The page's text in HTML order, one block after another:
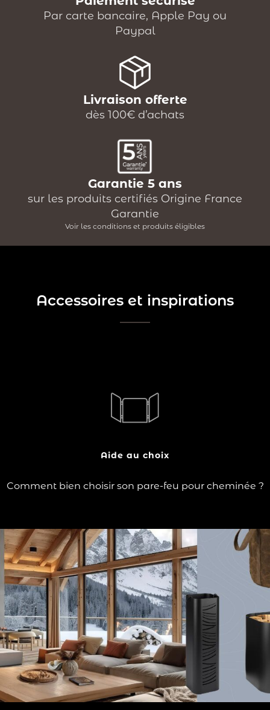
Par carte bancaire, Apple Pay ou
Paypal
Livraison offerte
dès 100€ d’achats
Garantie 5 ans
sur les produits certifiés Origine France
Garantie
Voir les conditions et produits éligibles
Accessoires et inspirations
Aide au choix
Comment bien choisir son pare-feu pour cheminée ?
Le pare-feu de cheminée joue un rôle crucial dans la
d'incendie. Il empêche les étincelles et les braises de